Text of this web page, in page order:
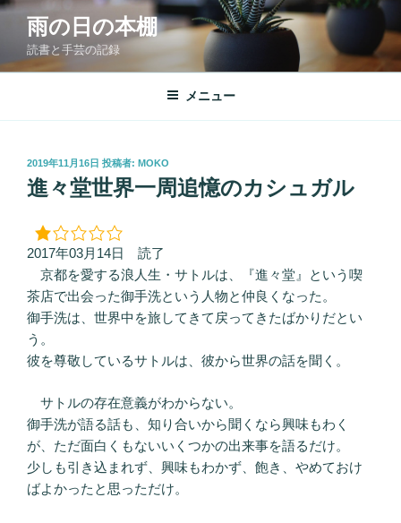
コ
ン
へ
雨の日の本棚
読書と手芸の記録
メニュー
投
稿
日:
2019年11月16日 投稿者: MOKO
進々堂世界一周追憶のカシュガル
2017年03月14日 読了
京都を愛する浪人生・サトルは、『進々堂』という喫
茶店で出会った御手洗という人物と仲良くなった。
御手洗は、世界中を旅してきて戻ってきたばかりだとい
う。
彼を尊敬しているサトルは、彼から世界の話を聞く。
サトルの存在意義がわからない。
御手洗が語る話も、知り合いから聞くなら興味もわく
が、ただ面白くもないいくつかの出来事を語るだけ。
少しも引き込まれず、興味もわかず、飽き、やめておけ
ばよかったと思っただけ。